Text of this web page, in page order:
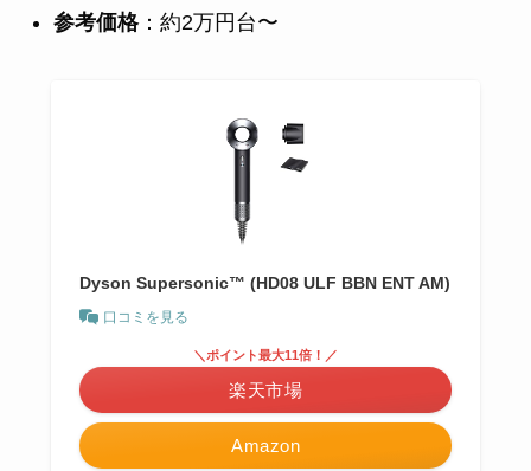
参考価格：約2万円台〜
Dyson Supersonic™ (HD08 ULF BBN ENT AM)
口コミを見る
Amazon
＼ポイント最大11倍！／
楽天市場